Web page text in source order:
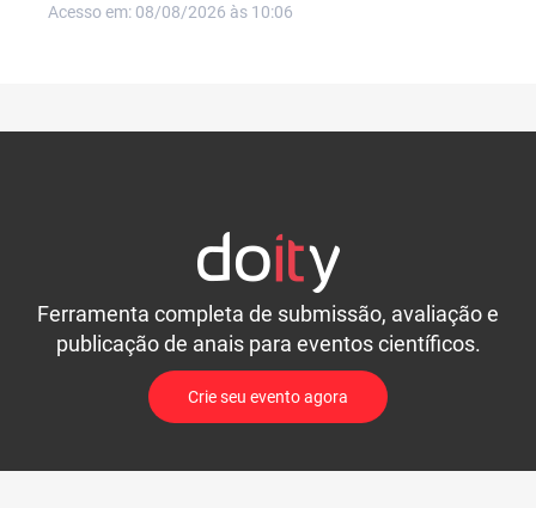
Acesso em: 08/08/2026 às 10:06
Ferramenta completa de submissão, avaliação e
publicação de anais para eventos científicos.
Crie seu evento agora